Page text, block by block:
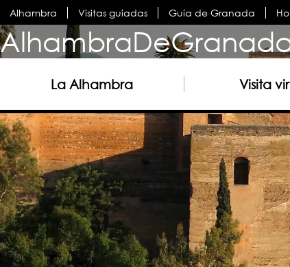
Alhambra Visitas guiadas Guía de Granada
La Alhambra Visita